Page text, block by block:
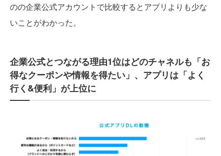
のの企業公式アカウントで比較するとアプリよりも少な
いことがわかった。
企業公式とつながる理由1位はどのチャネルも「お
得なクーポンや情報を得たい」、アプリは「よく
行く&便利」が上位に